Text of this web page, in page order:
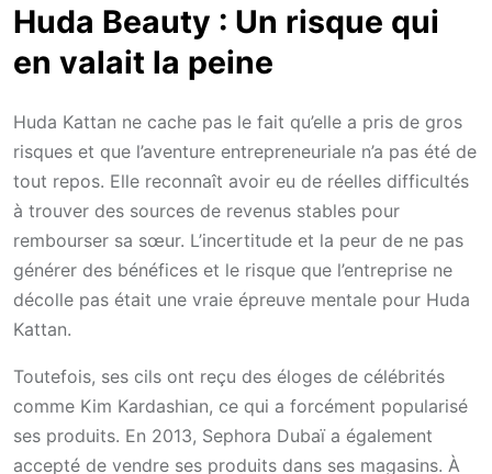
Huda Beauty : Un risque qui
en valait la peine
Huda Kattan ne cache pas le fait qu’elle a pris de gros
risques et que l’aventure entrepreneuriale n’a pas été de
tout repos. Elle reconnaît avoir eu de réelles difficultés
à trouver des sources de revenus stables pour
rembourser sa sœur. L’incertitude et la peur de ne pas
générer des bénéfices et le risque que l’entreprise ne
décolle pas était une vraie épreuve mentale pour Huda
Kattan.
Toutefois, ses cils ont reçu des éloges de célébrités
comme Kim Kardashian, ce qui a forcément popularisé
ses produits. En 2013, Sephora Dubaï a également
accepté de vendre ses produits dans ses magasins. À